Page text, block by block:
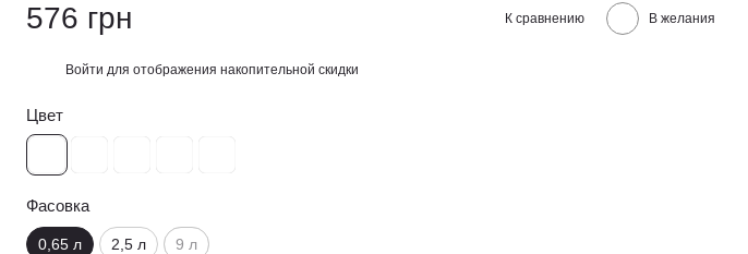
576 грн К сравнению В желания
Войти для отображения накопительной скидки
Цвет
Фасовка
0,65 л 2,5 л 9 л